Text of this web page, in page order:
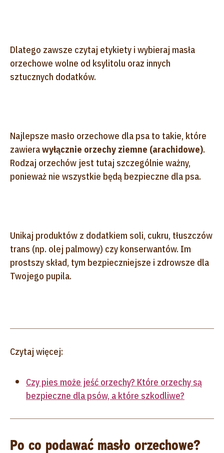
Dlatego zawsze czytaj etykiety i wybieraj masła
orzechowe wolne od ksylitolu oraz innych
sztucznych dodatków.
Najlepsze masło orzechowe dla psa to takie, które
zawierawyłącznie orzechy ziemne (arachidowe).
Rodzaj orzechów jest tutaj szczególnie ważny,
ponieważ nie wszystkie będą bezpieczne dla psa.
Unikaj produktów z dodatkiem soli, cukru, tłuszczów
trans (np. olej palmowy) czy konserwantów. Im
prostszy skład, tym bezpieczniejsze i zdrowsze dla
Twojego pupila.
Czytaj więcej:
Czy pies może jeść orzechy? Które orzechy są
bezpieczne dla psów, a które szkodliwe?
Po co podawać masło orzechowe?